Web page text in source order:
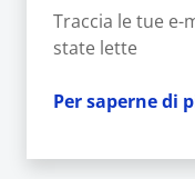
Traccia le tue e-
state lette
Per saperne di